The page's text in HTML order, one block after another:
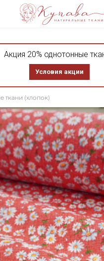
Акция 20% однотонные
Условия акции
ткани (хлопок)